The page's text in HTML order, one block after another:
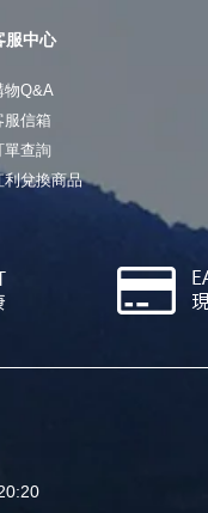
服中心
物Q&A
服信箱
單查詢
利兌換商品